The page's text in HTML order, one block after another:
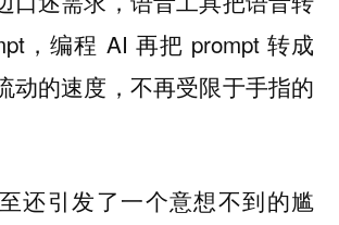
，编程 AI 再把 prompt 转成
动的速度，不再受限于手指的
还引发了一个意想不到的尴